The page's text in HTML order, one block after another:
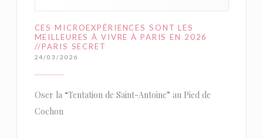
CES MICROEXPÉRIENCES SONT LES
MEILLEURES À VIVRE À PARIS EN 2026
//PARIS SECRET
24/03/2026
Oser la “Tentation de Saint-Antoine” au Pied de
Cochon